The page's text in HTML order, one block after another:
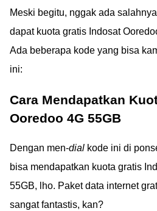
Meski begitu, nggak ada
dapat kuota gratis Indosat
Ada beberapa kode yang bisa
ini:
Cara Mendapatkan
Ooredoo 4G 55GB
Dengan men-dial kode ini di
bisa mendapatkan kuota gratis
55GB, lho. Paket data internet
sangat fantastis, kan?